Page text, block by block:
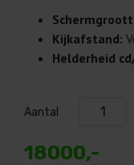
Kijkafstand:
Helderheid
Aantal
18000,-